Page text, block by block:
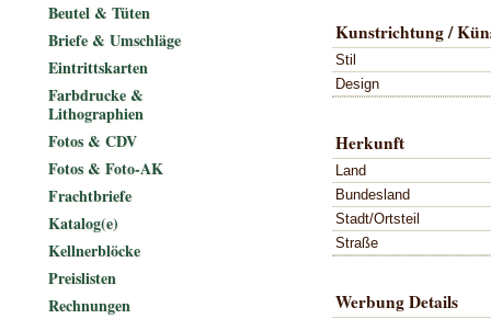
Kunstrichtung /
Stil
Design
Herkunft
Land
Bundesland
Stadt/Ortsteil
Straße
Werbung Details
Beutel & Tüten
Briefe & Umschläge
Eintrittskarten
Farbdrucke &
Lithographien
Fotos & CDV
Fotos & Foto-AK
Frachtbriefe
Katalog(e)
Kellnerblöcke
Preislisten
Rechnungen